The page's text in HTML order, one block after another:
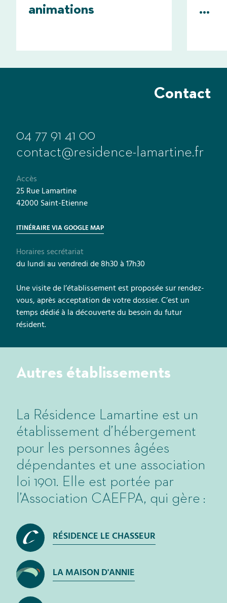
animations
...
Contact
04 77 91 41 00
contact@residence-lamartine.fr
Accès
25 Rue Lamartine
42000 Saint-Etienne
ITINÉRAIRE VIA GOOGLE MAP
Horaires secrétariat
du lundi au vendredi de 8h30 à 17h30
Une visite de l’établissement est proposée sur rendez-
vous, après acceptation de votre dossier. C’est un
temps dédié à la découverte du besoin du futur
résident.
Autres établissements
La Résidence Lamartine est un
établissement d’hébergement
pour les personnes âgées
dépendantes et une association
loi 1901. Elle est portée par
Association CAEFPA, qui gère :
RÉSIDENCE LE CHASSEUR
LA MAISON D'ANNIE